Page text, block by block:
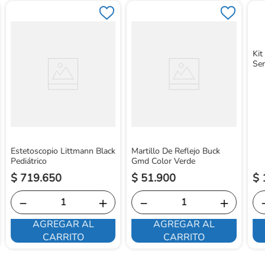
Estetoscopio Littmann Black
Pediátrico
$ 719.650
＋
－
AGREGAR AL
CARRITO
Martillo De Reflejo Buck
Gmd Color Verde
$ 51.900
＋
－
AGREGAR AL
CARRITO
Kit
$